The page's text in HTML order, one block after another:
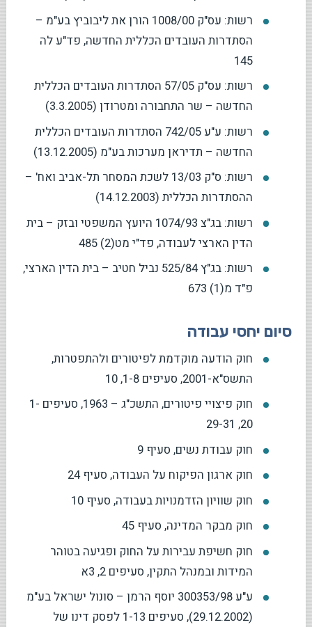
רשות: עס"ק 1008/00 הורן את ליבוביץ בע"מ –
הסתדרות העובדים הכללית החדשה, פד"ע לה
145
רשות: עס"ק 57/05 הסתדרות העובדים הכללית
החדשה – שר התחבורה ומטרודן (3.3.2005)
רשות: ע"ע 742/05 הסתדרות העובדים הכללית
החדשה – תדיראן מערכות בע"מ (13.12.2005)
רשות: ס"ק 13/03 לשכת המסחר תל-אביב ואח' –
ההסתדרות הכללית (14.12.2003)
רשות: בג"צ 1074/93 היועץ המשפטי ובזק – בית
הדין הארצי לעבודה, פד"י מט(2) 485
רשות: בג"ץ 525/84 נביל חטיב – בית הדין הארצי,
פ"ד מ(1) 673
סיום יחסי עבודה
חוק הודעה מוקדמת לפיטורים ולהתפטרות,
התשס"א-2001, סעיפים 1-8, 10
חוק פיצויי פיטורים, התשכ"ג – 1963, סעיפים 1-
20, 29-31
חוק עבודת נשים, סעיף 9
חוק ארגון הפיקוח על העבודה, סעיף 24
חוק שוויון הזדמנויות בעבודה, סעיף 10
חוק מבקר המדינה, סעיף 45
חוק חשיפת עבירות על החוק ופגיעה בטוהר
המידות ובמנהל התקין, סעיפים 2, 3א
ע"ע 300353/98 יוסף הרמן – סונול ישראל בע"מ
(29.12.2002), סעיפים 1-13 לפסק דינו של